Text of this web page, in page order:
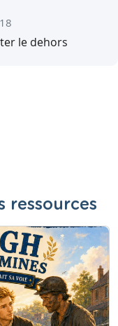
le dehors
ressources